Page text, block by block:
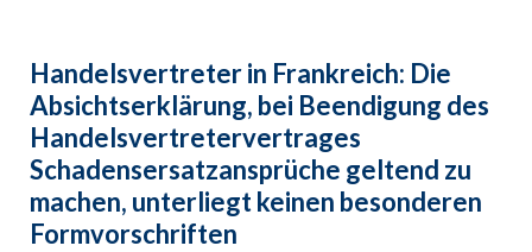
Handelsvertreter in Frankreich: Die
Absichtserklärung, bei Beendigung des
Handelsvertretervertrages
Schadensersatzansprüche geltend zu
machen, unterliegt keinen besonderen
Formvorschriften